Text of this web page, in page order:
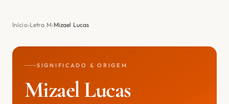
NOME PERFEITO
Início Letra M Mizael Lucas
SIGNIFICADO & ORIGEM
Mizael Lucas